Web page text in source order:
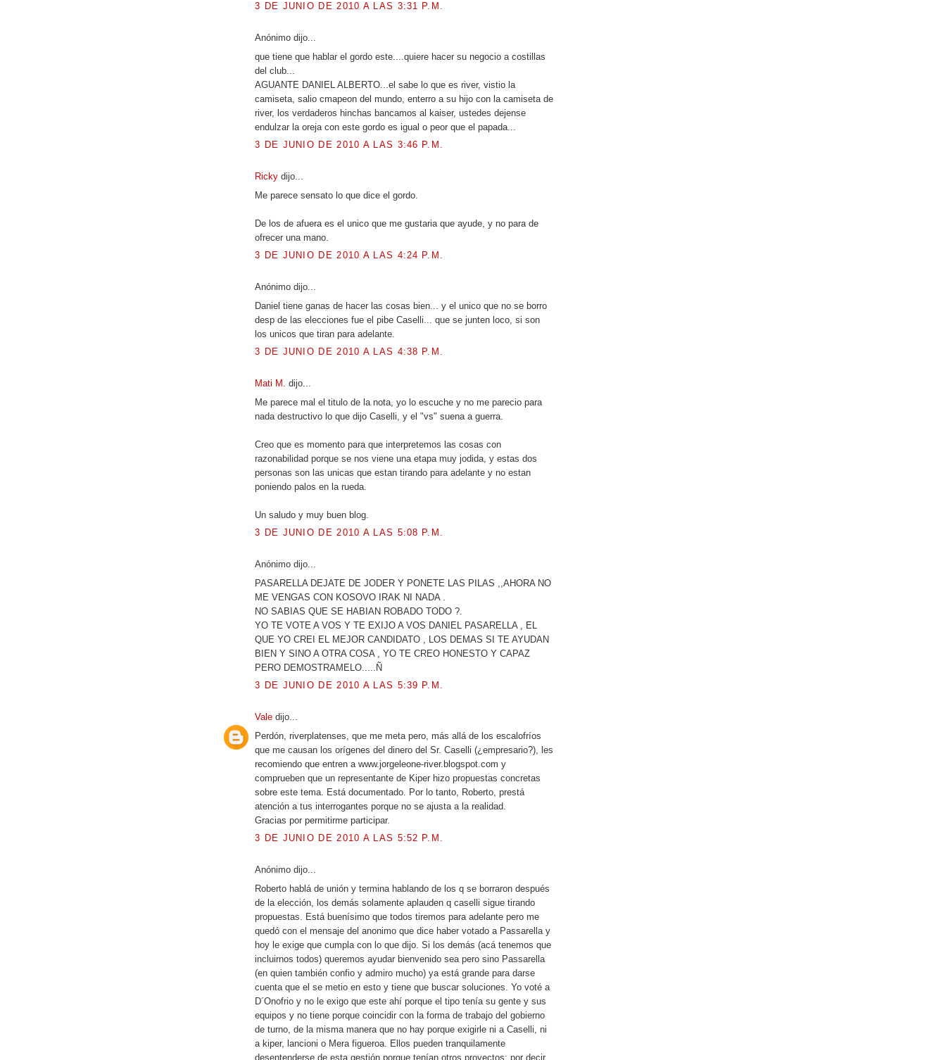
3 DE JUNIO DE 2010 A LAS 3:31 P.M.
Anónimo dijo...
que tiene que hablar el gordo este....quiere hacer su negocio a costillas
del club...
AGUANTE DANIEL ALBERTO...el sabe lo que es river, vistio la
camiseta, salio cmapeon del mundo, enterro a su hijo con la camiseta de
river, los verdaderos hinchas bancamos al kaiser, ustedes dejense
endulzar la oreja con este gordo es igual o peor que el papada...
3 DE JUNIO DE 2010 A LAS 3:46 P.M.
Ricky dijo...
Me parece sensato lo que dice el gordo.
De los de afuera es el unico que me gustaria que ayude, y no para de
ofrecer una mano.
3 DE JUNIO DE 2010 A LAS 4:24 P.M.
Anónimo dijo...
Daniel tiene ganas de hacer las cosas bien... y el unico que no se borro
desp de las elecciones fue el pibe Caselli... que se junten loco, si son
los unicos que tiran para adelante.
3 DE JUNIO DE 2010 A LAS 4:38 P.M.
Mati M. dijo...
Me parece mal el titulo de la nota, yo lo escuche y no me parecio para
nada destructivo lo que dijo Caselli, y el "vs" suena a guerra.
Creo que es momento para que interpretemos las cosas con
razonabilidad porque se nos viene una etapa muy jodida, y estas dos
personas son las unicas que estan tirando para adelante y no estan
poniendo palos en la rueda.
Un saludo y muy buen blog.
3 DE JUNIO DE 2010 A LAS 5:08 P.M.
Anónimo dijo...
PASARELLA DEJATE DE JODER Y PONETE LAS PILAS ,,AHORA NO
ME VENGAS CON KOSOVO IRAK NI NADA .
NO SABIAS QUE SE HABIAN ROBADO TODO ?.
YO TE VOTE A VOS Y TE EXIJO A VOS DANIEL PASARELLA , EL
QUE YO CREI EL MEJOR CANDIDATO , LOS DEMAS SI TE AYUDAN
BIEN Y SINO A OTRA COSA , YO TE CREO HONESTO Y CAPAZ
PERO DEMOSTRAMELO.....Ñ
3 DE JUNIO DE 2010 A LAS 5:39 P.M.
Vale dijo...
Perdón, riverplatenses, que me meta pero, más allá de los escalofríos
que me causan los orígenes del dinero del Sr. Caselli (¿empresario?), les
recomiendo que entren a www.jorgeleone-river.blogspot.com y
comprueben que un representante de Kiper hizo propuestas concretas
sobre este tema. Está documentado. Por lo tanto, Roberto, prestá
atención a tus interrogantes porque no se ajusta a la realidad.
Gracias por permitirme participar.
3 DE JUNIO DE 2010 A LAS 5:52 P.M.
Anónimo dijo...
Roberto hablá de unión y termina hablando de los q se borraron después
de la elección, los demás solamente aplauden q caselli sigue tirando
propuestas. Está buenísimo que todos tiremos para adelante pero me
quedó con el mensaje del anonimo que dice haber votado a Passarella y
hoy le exige que cumpla con lo que dijo. Si los demás (acá tenemos que
incluirnos todos) queremos ayudar bienvenido sea pero sino Passarella
(en quien también confio y admiro mucho) ya está grande para darse
cuenta que el se metio en esto y tiene que buscar soluciones. Yo voté a
D´Onofrio y no le exigo que este ahí porque el tipo tenía su gente y sus
equipos y no tiene porque coincidir con la forma de trabajo del gobierno
de turno, de la misma manera que no hay porque exigirle ni a Caselli, ni
a kiper, lancioni o Mera figueroa. Ellos pueden tranquilamente
desentenderse de esta gestión porque tenían otros proyectos; por decir